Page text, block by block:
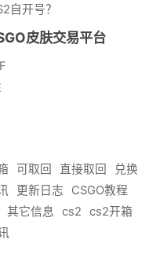
自开号？
皮肤交易平台
可取回 直接取回
兑换
更新日志
CSGO教程
其它信息 cs2
cs2开箱